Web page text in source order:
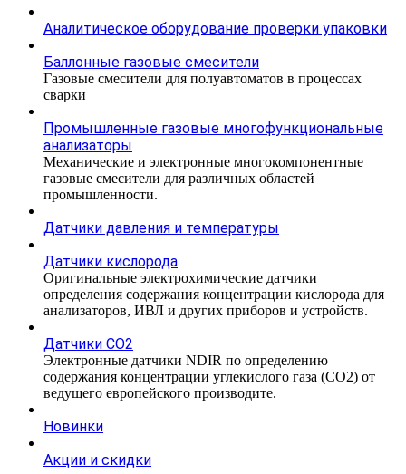
Аналитическое оборудование проверки упаковки
Баллонные газовые смесители
Газовые смесители для полуавтоматов в процессах
сварки
Промышленные газовые многофункциональные
анализаторы
Механические и электронные многокомпонентные
газовые смесители для различных областей
промышленности.
Датчики давления и температуры
Датчики кислорода
Оригинальные электрохимические датчики
определения содержания концентрации кислорода для
анализаторов, ИВЛ и других приборов и устройств.
Датчики CO2
Электронные датчики NDIR по определению
содержания концентрации углекислого газа (СО2) от
ведущего европейского производите.
Новинки
Акции и скидки